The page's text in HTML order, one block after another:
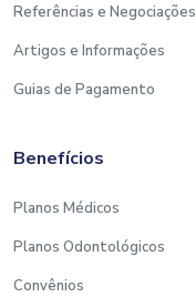
Referências e Negociações
Artigos e Informações
Guias de Pagamento
Benefícios
Planos Médicos
Planos Odontológicos
Convênios